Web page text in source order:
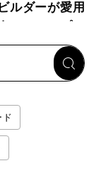
ルダーが愛用
」のシンプル